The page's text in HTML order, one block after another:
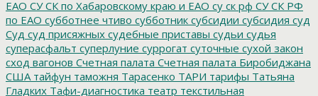
ЕАО СУ СК по Хабаровскому краю и ЕАО су ск рф СУ СК РФ
по ЕАО субботнее чтиво субботник субсидии субсидия суд
Суд суд присяжных судебные приставы судьи судья
суперасфальт суперлуние суррогат суточные сухой закон
сход вагонов Счетная палата Счетная палата Биробиджана
США тайфун таможня Тарасенко ТАРИ тарифы Татьяна
Гладких Тафи-диагностика театр текстильная